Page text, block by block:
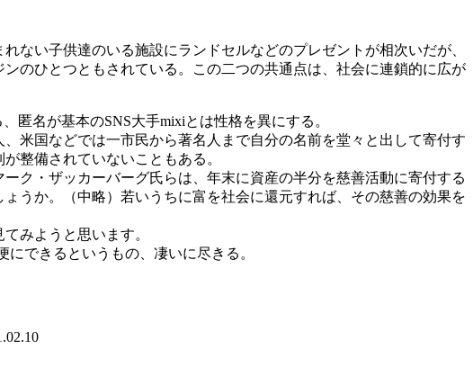
ない子供達のいる施設にランドセルなどのプレゼントが相次いだが、
のひとつともされている。この二つの共通点は、社会に連鎖的に広が
匿名が基本のSNS大手mixiとは性格を異にする。
米国などでは一市民から著名人まで自分の名前を堂々と出して寄付す
整備されていないこともある。
ク・ザッカーバーグ氏らは、年末に資産の半分を慈善活動に寄付する
うか。（中略）若いうちに富を社会に還元すれば、その慈善の効果を
みようと思います。
できるというもの、凄いに尽きる。